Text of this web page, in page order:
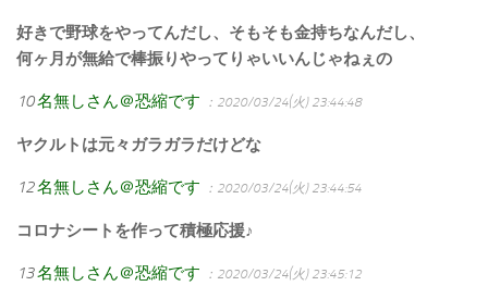
好きで野球をやってんだし、そもそも金持ちなんだし、
何ヶ月が無給で棒振りやってりゃいいんじゃねぇの
10名無しさん＠恐縮です ：2020/03/24(火) 23:44:48
ヤクルトは元々ガラガラだけどな
12名無しさん＠恐縮です ：2020/03/24(火) 23:44:54
コロナシートを作って積極応援♪
13名無しさん＠恐縮です ：2020/03/24(火) 23:45:12